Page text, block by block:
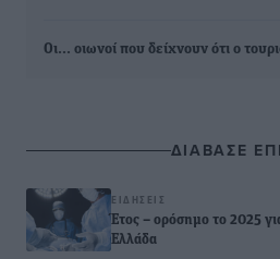
Οι… οιωνοί που δείχνουν ότι ο
ΔΙΑΒΑΣΕ
ΕΙΔΉΣΕΙΣ
Έτος – ορόσημο το 2025
Ελλάδα